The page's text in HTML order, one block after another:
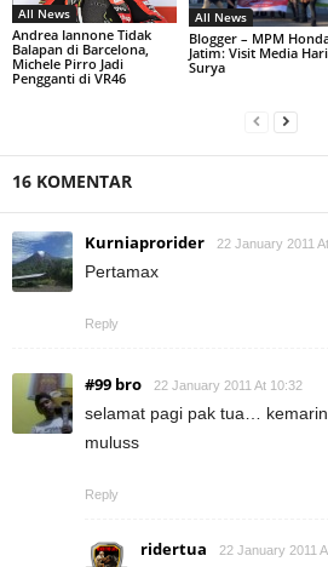
All News
Andrea Iannone Tidak
Balapan di Barcelona,
Michele Pirro Jadi
Pengganti di VR46
All News
Blogger – MPM
Jatim: Visit Media
Surya
16 KOMENTAR
Kurniaprorider 22 January 2011
Pertamax
Reply
#99 bro 22 January 2011 At 10:32
selamat pagi pak tua…
muluss
Reply
ridertua 22 January 2011